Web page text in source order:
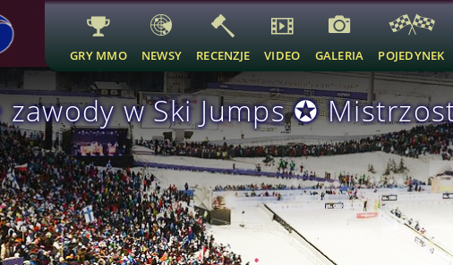
GRY MMO NEWSY RECENZJE VIDEO GALERIA POJEDYNEK
zawody w Ski Jumps ✪